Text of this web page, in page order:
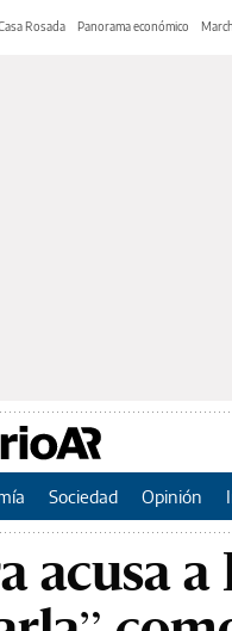
Rosada Panorama económico
Sociedad Opinión
acusa